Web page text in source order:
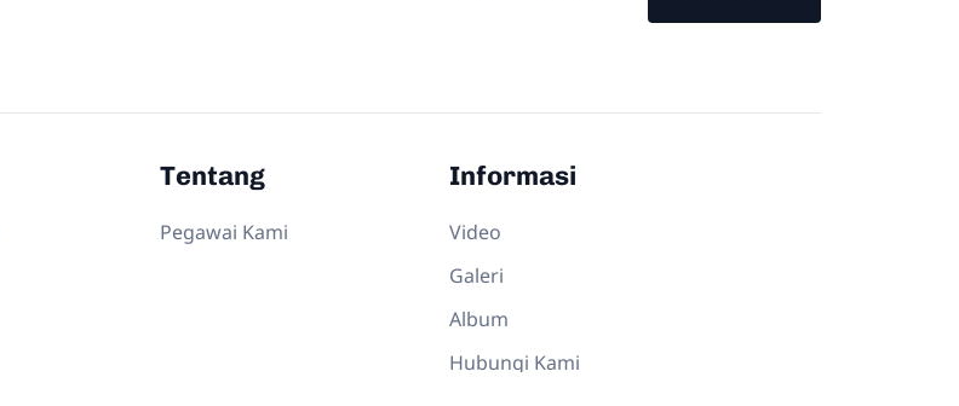
Tentang
Pegawai Kami
Informasi
Video
Galeri
Album
Hubungi Kami